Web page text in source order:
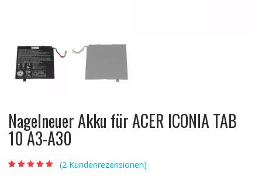
Nagelneuer Akku für ACER ICONIA TAB
10 A3-A30
(2 Kundenrezensionen)